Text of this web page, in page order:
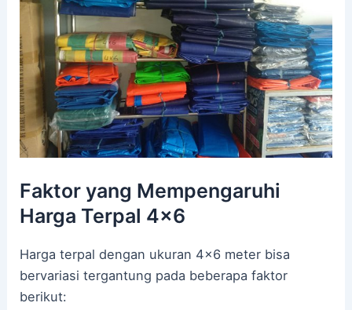
Faktor yang Mempengaruhi
Harga Terpal 4×6
Harga terpal dengan ukuran 4×6 meter bisa
bervariasi tergantung pada beberapa faktor
berikut: